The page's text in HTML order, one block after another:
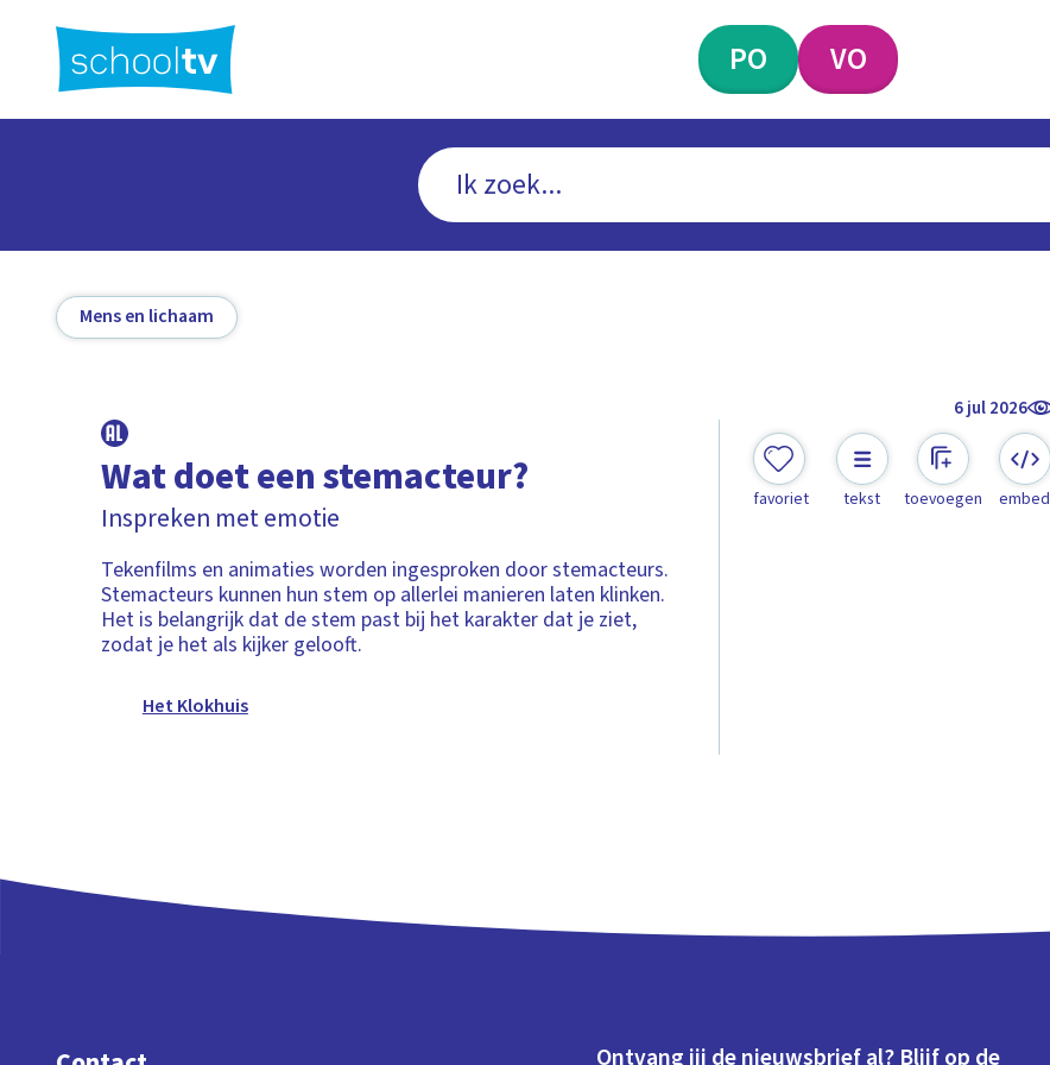
hoofdinhoud
PO VO
Mens en lichaam
6 jul 2026
Wat doet een stemacteur?
Inspreken met emotie
Tekenfilms en animaties worden ingesproken door stemacteurs.
Stemacteurs kunnen hun stem op allerlei manieren laten klinken.
Het is belangrijk dat de stem past bij het karakter dat je ziet,
zodat je het als kijker gelooft.
Het Klokhuis
favoriet tekst toevoegen embed
Ontvang jij de nieuwsbrief al? Blijf op de